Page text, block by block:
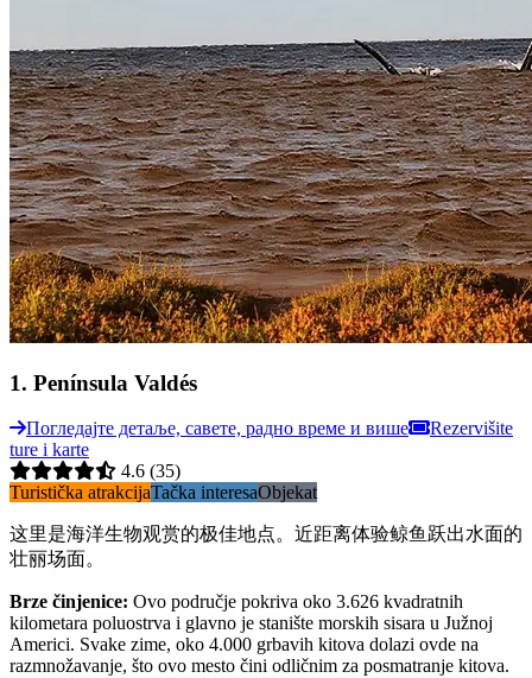
1. Península Valdés
Погледајте детаље, савете, радно време и више
Rezervišite
ture i karte
4.6 (35)
Turistička atrakcijaTačka interesaObjekat
这里是海洋生物观赏的极佳地点。近距离体验鲸鱼跃出水面的
壮丽场面。
Brze činjenice: Ovo područje pokriva oko 3.626 kvadratnih
kilometara poluostrva i glavno je stanište morskih sisara u Južnoj
Americi. Svake zime, oko 4.000 grbavih kitova dolazi ovde na
razmnožavanje, što ovo mesto čini odličnim za posmatranje kitova.